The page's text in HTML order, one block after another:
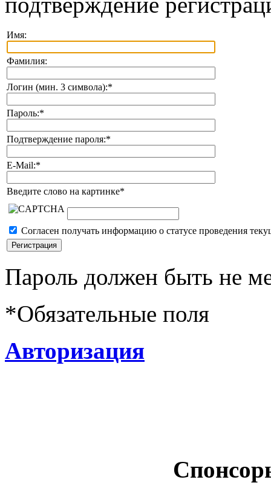
Имя:
Фамилия:
Логин (мин. 3 символа):*
Пароль:*
Подтверждение пароля:*
E-Mail:*
Введите слово на картинке*
Согласен получать информацию о статусе проведения
Пароль должен быть не
*Обязательные поля
Авторизация